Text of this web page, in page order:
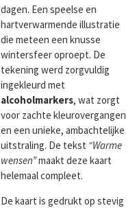
dagen. Een speelse en
hartverwarmende illustratie
die meteen een knusse
wintersfeer oproept. De
tekening werd zorgvuldig
ingekleurd met
alcoholmarkers, wat zorgt
voor zachte kleurovergangen
en een unieke, ambachtelijke
uitstraling. De tekst “Warme
wensen”maakt deze kaart
helemaal compleet.
De kaart is gedrukt op stevig